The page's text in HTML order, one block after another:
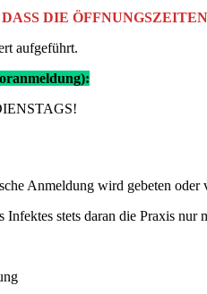
DIE
aufgeführt.
Anmeldung wird gebeten
stets daran die Praxis nur